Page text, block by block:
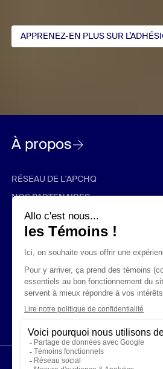
APPRENEZ-EN PLUS SUR
À propos
RÉSEAU DE L'APCHQ
NOS PARTENAIRES
RABAIS ET PROMOTIONS
ÉNONCÉS LÉGAUX